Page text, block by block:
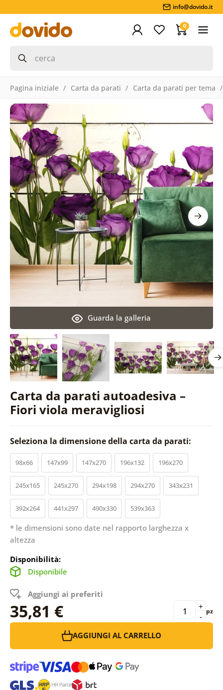
info@dovido.it
0
Pagina iniziale Carta da parati Carta da parati per tema
Carta da parati autoadesiva –
Fiori viola meravigliosi
Guarda la galleria
Seleziona la dimensione della carta da parati:
98x66 147x99 147x270 196x132 196x270
245x165 245x270 294x198 294x270 343x231
392x264 441x297 490x330 539x363
* le dimensioni sono date nel rapporto larghezza x
altezza
Disponibilità:
Disponibile
Aggiungi ai preferiti
35,81 € -
+ pz
AGGIUNGI AL CARRELLO